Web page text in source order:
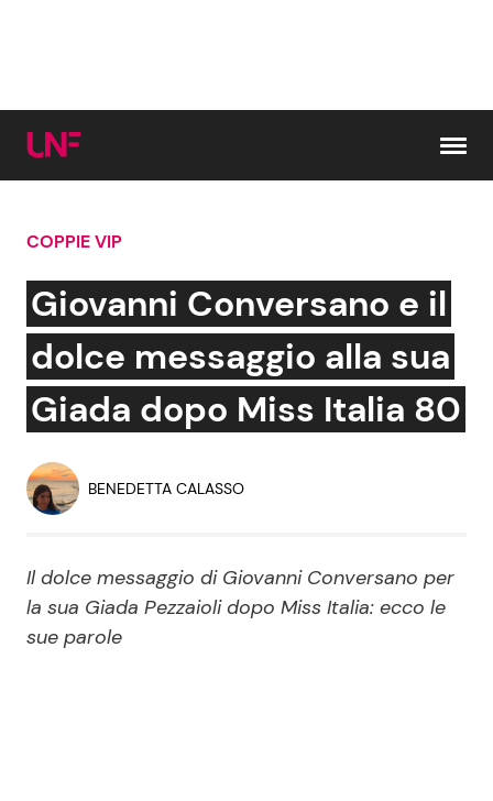
Cerca:
News e Cronaca
Attualità Italiana
Economia
Persone Scomparse
Politica
Gossip e TV
Bellezze VIP
Programmi TV
COPPIE VIP
Giovanni Conversano e il
dolce messaggio alla sua
Giada dopo Miss Italia 80
BENEDETTA CALASSO
Il dolce messaggio di Giovanni Conversano per
la sua Giada Pezzaioli dopo Miss Italia: ecco le
sue parole